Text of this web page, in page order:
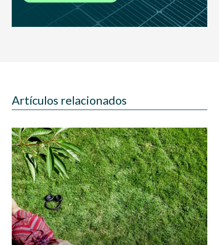
Artículos relacionados